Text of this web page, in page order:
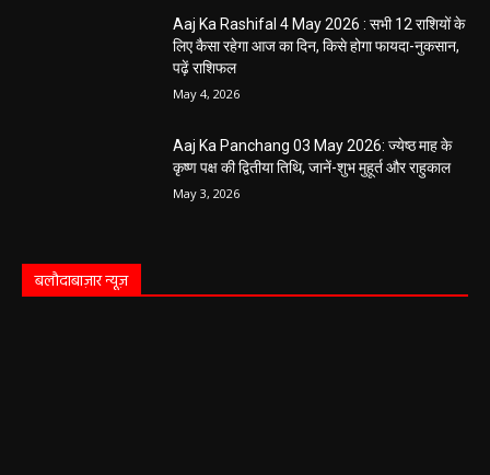
Aaj Ka Rashifal 4 May 2026 : सभी 12 राशियों के
लिए कैसा रहेगा आज का दिन, किसे होगा फायदा-नुकसान,
पढ़ें राशिफल
May 4, 2026
Aaj Ka Panchang 03 May 2026: ज्येष्ठ माह के
कृष्ण पक्ष की द्वितीया तिथि, जानें-शुभ मुहूर्त और राहुकाल
May 3, 2026
बलौदाबाज़ार न्यूज़